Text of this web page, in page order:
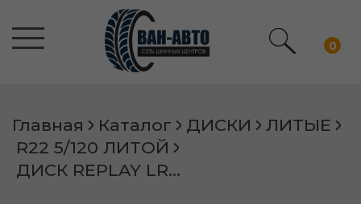
0
Главная Каталог ДИСКИ
ЛИТЫЕ
R22 5/120 ЛИТОЙ
ДИСК REPLAY LR105 9,5X22 5/120 ET49 L72,6 MGMF